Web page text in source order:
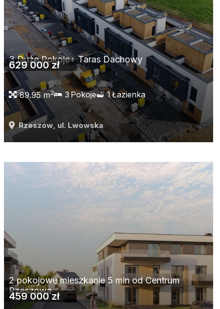
3 Duże Pokoje+ Taras Dachowy
629 000 zł
89.95 m2 3Pokoje 1Łazienka
Rzeszów , ul. Lwowska
2 pokojowe mieszkanie 5 min od Centrum
Rzeszowa
459 000 zł